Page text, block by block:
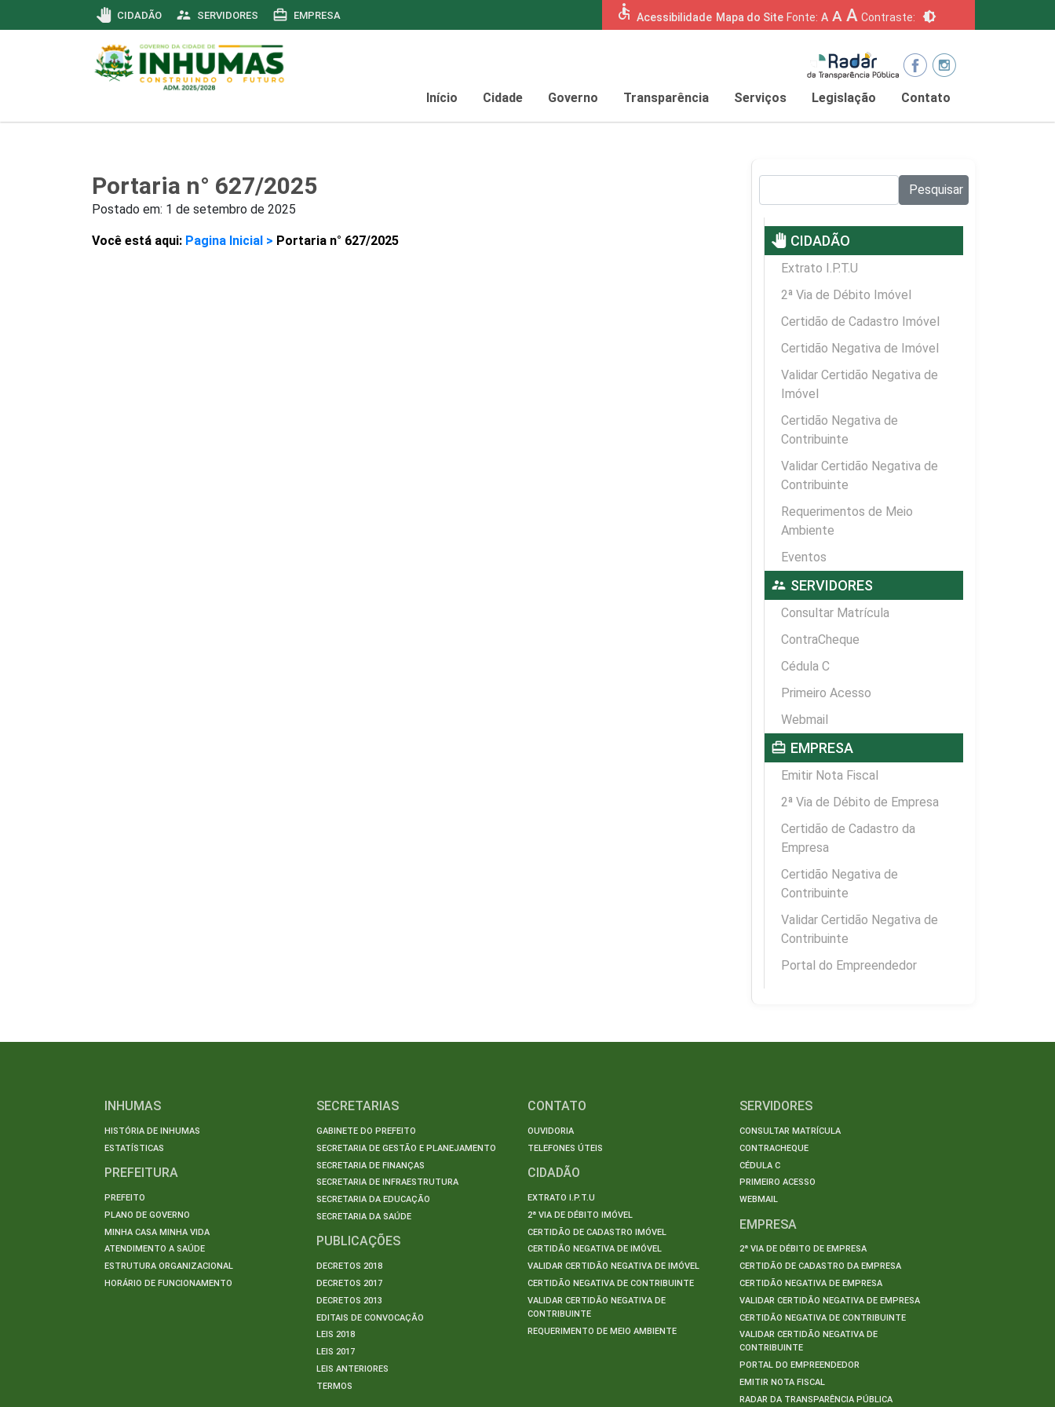
pan_tool CIDADÃO supervisor_account SERVIDORES card_travel EMPRESA accessible Acessibilidade Mapa do Site Fonte: A A A Contraste: brightness_6
Início Cidade Governo Transparência Serviços Legislação Contato
Portaria n° 627/2025
Postado em: 1 de setembro de 2025
Você está aqui: Pagina Inicial > Portaria n° 627/2025
Pesquisar
pan_tool CIDADÃO
Extrato I.P.T.U
2ª Via de Débito Imóvel
Certidão de Cadastro Imóvel
Certidão Negativa de Imóvel
Validar Certidão Negativa de
Imóvel
Certidão Negativa de
Contribuinte
Validar Certidão Negativa de
Contribuinte
Requerimentos de Meio
Ambiente
Eventos
supervisor_account SERVIDORES
Consultar Matrícula
ContraCheque
Cédula C
Primeiro Acesso
Webmail
card_travel EMPRESA
Emitir Nota Fiscal
2ª Via de Débito de Empresa
Certidão de Cadastro da
Empresa
Certidão Negativa de
Contribuinte
Validar Certidão Negativa de
Contribuinte
Portal do Empreendedor
INHUMAS
HISTÓRIA DE INHUMAS
ESTATÍSTICAS
PREFEITURA
PREFEITO
PLANO DE GOVERNO
MINHA CASA MINHA VIDA
ATENDIMENTO A SAÚDE
ESTRUTURA ORGANIZACIONAL
HORÁRIO DE FUNCIONAMENTO
SECRETARIAS
GABINETE DO PREFEITO
SECRETARIA DE GESTÃO E PLANEJAMENTO
SECRETARIA DE FINANÇAS
SECRETARIA DE INFRAESTRUTURA
SECRETARIA DA EDUCAÇÃO
SECRETARIA DA SAÚDE
PUBLICAÇÕES
DECRETOS 2018
DECRETOS 2017
DECRETOS 2013
EDITAIS DE CONVOCAÇÃO
LEIS 2018
LEIS 2017
LEIS ANTERIORES
TERMOS
CONTATO
OUVIDORIA
TELEFONES ÚTEIS
CIDADÃO
EXTRATO I.P.T.U
2ª VIA DE DÉBITO IMÓVEL
CERTIDÃO DE CADASTRO IMÓVEL
CERTIDÃO NEGATIVA DE IMÓVEL
VALIDAR CERTIDÃO NEGATIVA DE IMÓVEL
CERTIDÃO NEGATIVA DE CONTRIBUINTE
VALIDAR CERTIDÃO NEGATIVA DE
CONTRIBUINTE
REQUERIMENTO DE MEIO AMBIENTE
SERVIDORES
CONSULTAR MATRÍCULA
CONTRACHEQUE
CÉDULA C
PRIMEIRO ACESSO
WEBMAIL
EMPRESA
2ª VIA DE DÉBITO DE EMPRESA
CERTIDÃO DE CADASTRO DA EMPRESA
CERTIDÃO NEGATIVA DE EMPRESA
VALIDAR CERTIDÃO NEGATIVA DE EMPRESA
CERTIDÃO NEGATIVA DE CONTRIBUINTE
VALIDAR CERTIDÃO NEGATIVA DE
CONTRIBUINTE
PORTAL DO EMPREENDEDOR
EMITIR NOTA FISCAL
RADAR DA TRANSPARÊNCIA PÚBLICA